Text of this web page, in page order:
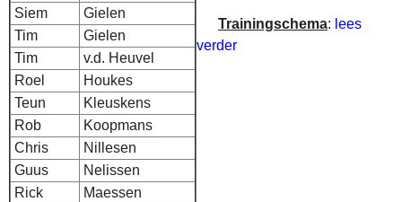
Siem
Gielen
Tim
Gielen
Tim
v.d. Heuvel
Roel
Houkes
Teun
Kleuskens
Rob
Koopmans
Chris
Nillesen
Guus
Nelissen
Rick
Maessen
Trainingschema: lees
verder